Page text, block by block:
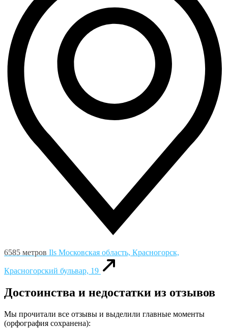
6585 метров Ils Московская область, Красногорск,
Красногорский бульвар, 19
Достоинства и недостатки из отзывов
Мы прочитали все отзывы и выделили главные моменты
(орфография сохранена):